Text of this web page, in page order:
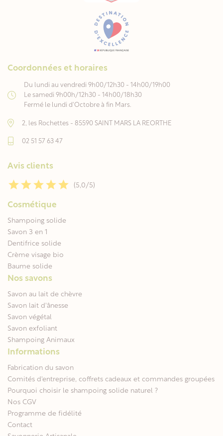
Coordonnées et horaires
Du lundi au vendredi 9h00/12h30 - 14h00/19h00
Le samedi 9h00h/12h30 - 14h00/18h30
Fermé le lundi d'Octobre à fin Mars.
2, les Rochettes - 85590 SAINT MARS LA REORTHE
02 51 57 63 47
Avis clients
(5,0/5)
Cosmétique
Shampoing solide
Savon 3 en 1
Dentifrice solide
Crème visage bio
Baume solide
Nos savons
Savon au lait de chèvre
Savon lait d'ânesse
Savon végétal
Savon exfoliant
Shampoing Animaux
Informations
Fabrication du savon
Comités d'entreprise, coffrets cadeaux et commandes groupées
Pourquoi choisir le shampoing solide naturel ?
Nos CGV
Programme de fidélité
Contact